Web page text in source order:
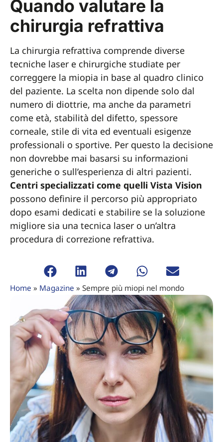
Home » Magazine » Sempre più miopi nel mondo
Quando valutare la
chirurgia refrattiva
La chirurgia refrattiva comprende diverse
tecniche laser e chirurgiche studiate per
correggere la miopia in base al quadro clinico
del paziente. La scelta non dipende solo dal
numero di diottrie, ma anche da parametri
come età, stabilità del difetto, spessore
corneale, stile di vita ed eventuali esigenze
professionali o sportive. Per questo la decisione
non dovrebbe mai basarsi su informazioni
generiche o sull’esperienza di altri pazienti.
Centri specializzati come quelli Vista Vision
possono definire il percorso più appropriato
dopo esami dedicati e stabilire se la soluzione
migliore sia una tecnica laser o un’altra
procedura di correzione refrattiva.